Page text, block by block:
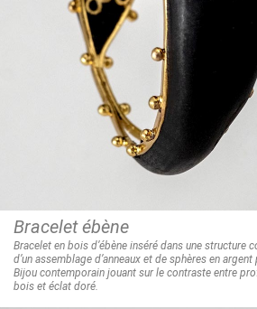
Bracelet ébène
Bracelet en bois d’ébène inséré dans une structure
d’un assemblage d’anneaux et de sphères en argent
Bijou contemporain jouant sur le contraste entre
bois et éclat doré.